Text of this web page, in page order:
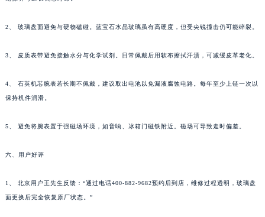
2、 玻璃盘面避免与硬物磕碰。蓝宝石水晶玻璃虽有高硬度，但受尖锐撞击仍可能碎裂。
3、 皮质表带避免接触水分与化学试剂。日常佩戴后用软布擦拭汗渍，可减缓皮革老化。
4、 石英机芯腕表若长期不佩戴，建议取出电池以免漏液腐蚀电路。每年至少上链一次以
保持机件润滑。
5、 避免将腕表置于强磁场环境，如音响、冰箱门磁铁附近。磁场可导致走时偏差。
六、用户好评
1、 北京用户王先生反馈：“通过电话400-882-9682预约后到店，维修过程透明，玻璃盘
面更换后完全恢复原厂状态。”